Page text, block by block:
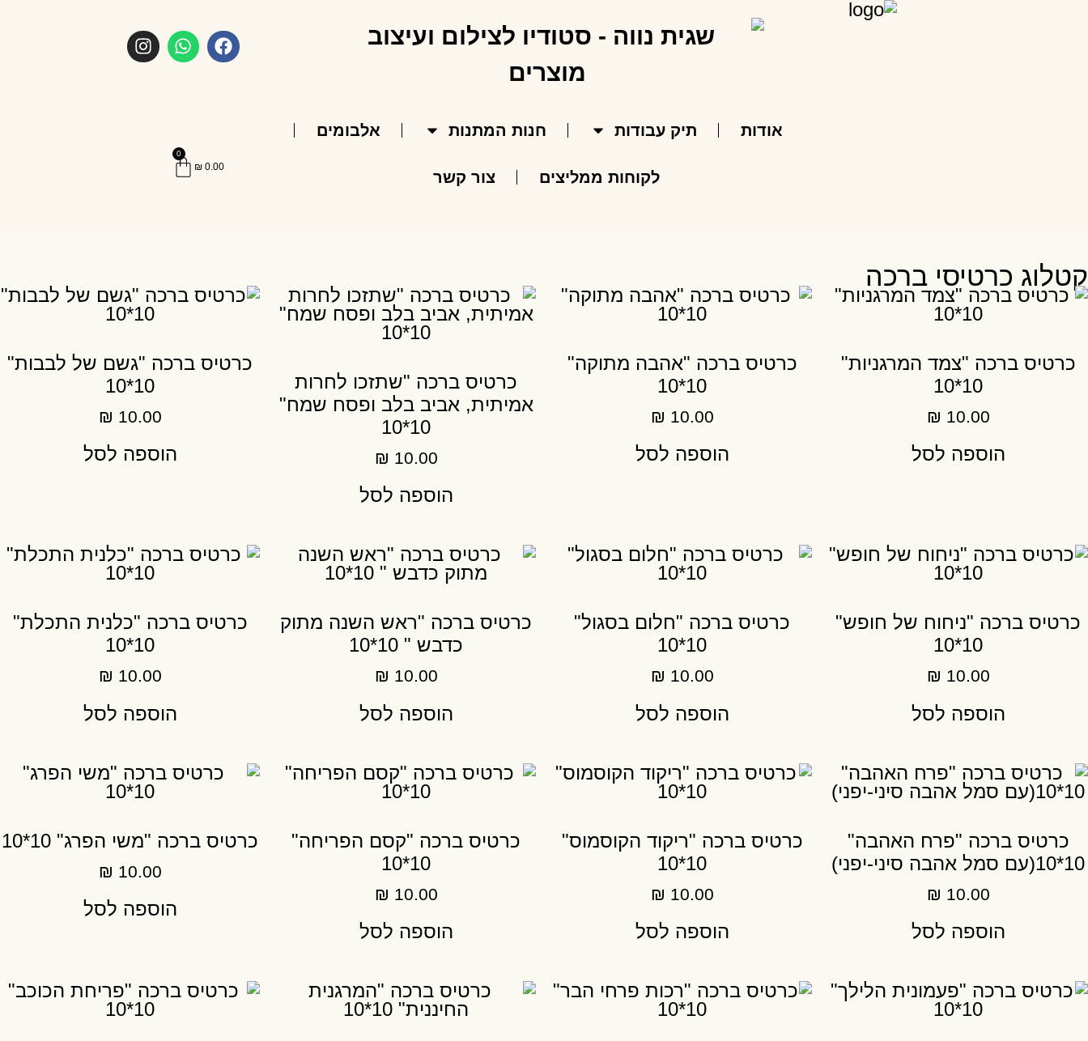
אודות תיק עבודות חנות המתנות אלבומים
לקוחות ממליצים צור קשר
₪0.00
0
קטלוג כרטיסי ברכה
כרטיס ברכה "צמד המרגניות"
10*10
₪ 10.00
הוספה לסל
כרטיס ברכה "אהבה מתוקה"
10*10
₪ 10.00
הוספה לסל
כרטיס ברכה "שתזכו לחרות
אמיתית, אביב בלב ופסח שמח"
10*10
₪ 10.00
הוספה לסל
כרטיס ברכה "גשם של לבבות"
10*10
₪ 10.00
הוספה לסל
כרטיס ברכה "ניחוח של חופש"
10*10
₪ 10.00
הוספה לסל
כרטיס ברכה "חלום בסגול"
10*10
₪ 10.00
הוספה לסל
כרטיס ברכה "ראש השנה מתוק
כדבש " 10*10
₪ 10.00
הוספה לסל
כרטיס ברכה "כלנית התכלת"
10*10
₪ 10.00
הוספה לסל
כרטיס ברכה "פרח האהבה"
10*10(עם סמל אהבה סיני-יפני)
₪ 10.00
הוספה לסל
כרטיס ברכה "ריקוד הקוסמוס"
10*10
₪ 10.00
הוספה לסל
כרטיס ברכה "קסם הפריחה"
10*10
₪ 10.00
הוספה לסל
כרטיס ברכה "משי הפרג" 10*10
₪ 10.00
הוספה לסל